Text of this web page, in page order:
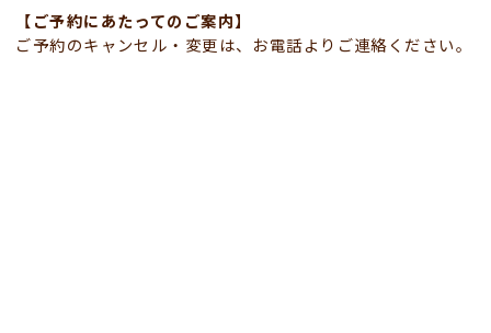
【ご予約にあたってのご案内】
ご予約のキャンセル・変更は、お電話よりご連絡ください。